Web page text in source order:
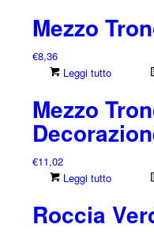
Mezzo
€8,36
Leggi tutto
Mezzo
€11,02
Leggi tutto
Roccia